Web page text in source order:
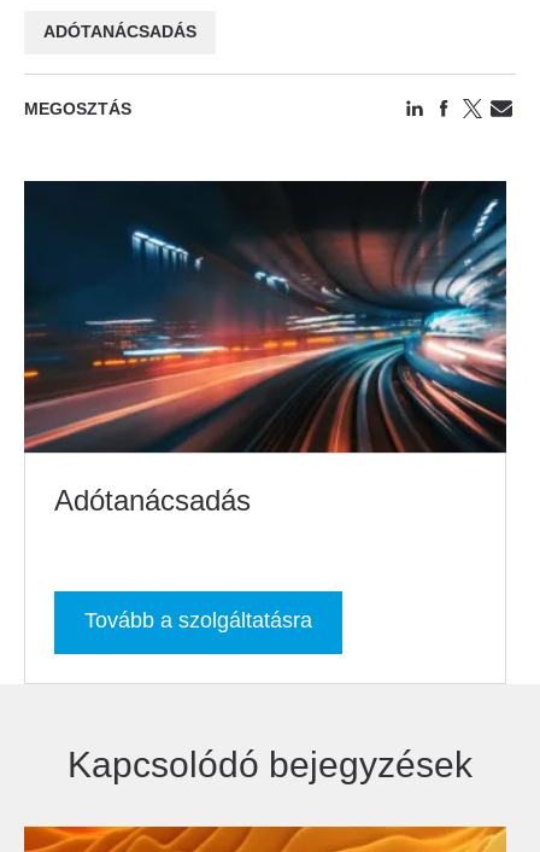
ADÓTANÁCSADÁS
MEGOSZTÁS
Adótanácsadás
Tovább a szolgáltatásra
Kapcsolódó bejegyzések